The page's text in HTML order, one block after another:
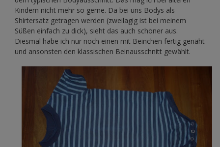
Kindern nicht mehr so gerne. Da bei uns Bodys als
Shirtersatz getragen werden (zweilagig ist bei meinem
Süßen einfach zu dick), sieht das auch schöner aus.
Diesmal habe ich nur noch einen mit Beinchen fertig genäht
und ansonsten den klassischen Beinausschnitt gewählt.